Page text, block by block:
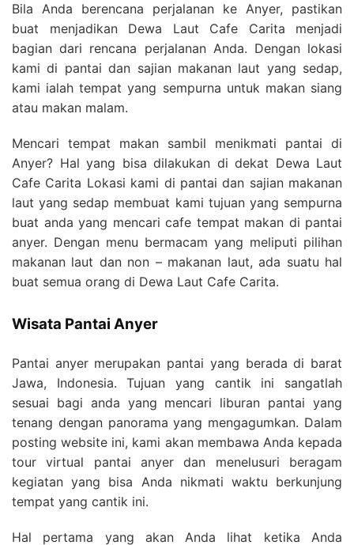
Bila Anda berencana perjalanan ke Anyer, pastikan
buat menjadikan Dewa Laut Cafe Carita menjadi
bagian dari rencana perjalanan Anda. Dengan lokasi
kami di pantai dan sajian makanan laut yang sedap,
kami ialah tempat yang sempurna untuk makan siang
atau makan malam.
Mencari tempat makan sambil menikmati pantai di
Anyer? Hal yang bisa dilakukan di dekat Dewa Laut
Cafe Carita Lokasi kami di pantai dan sajian makanan
laut yang sedap membuat kami tujuan yang sempurna
buat anda yang mencari cafe tempat makan di pantai
anyer. Dengan menu bermacam yang meliputi pilihan
makanan laut dan non – makanan laut, ada suatu hal
buat semua orang di Dewa Laut Cafe Carita.
Wisata Pantai Anyer
Pantai anyer merupakan pantai yang berada di barat
Jawa, Indonesia. Tujuan yang cantik ini sangatlah
sesuai bagi anda yang mencari liburan pantai yang
tenang dengan panorama yang mengagumkan. Dalam
posting website ini, kami akan membawa Anda kepada
tour virtual pantai anyer dan menelusuri beragam
kegiatan yang bisa Anda nikmati waktu berkunjung
tempat yang cantik ini.
Hal pertama yang akan Anda lihat ketika Anda